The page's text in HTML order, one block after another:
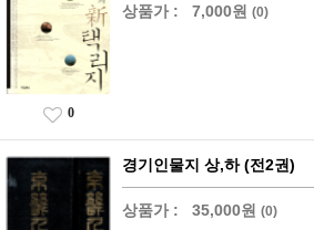
상품가 : 7,000원 (0)
0
경기인물지 상,하 (전2권)
상품가 : 35,000원 (0)